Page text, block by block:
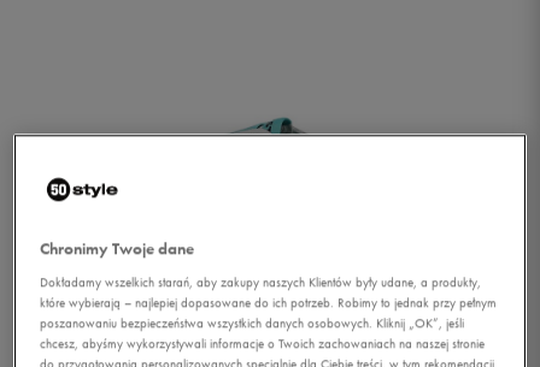
Chronimy Twoje dane
Dokładamy wszelkich starań, aby zakupy naszych Klientów były udane, a produkty,
które wybierają – najlepiej dopasowane do ich potrzeb. Robimy to jednak przy pełnym
poszanowaniu bezpieczeństwa wszystkich danych osobowych. Kliknij „OK”, jeśli
chcesz, abyśmy wykorzystywali informacje o Twoich zachowaniach na naszej stronie
do przygotowania personalizowanych specjalnie dla Ciebie treści, w tym rekomendacji